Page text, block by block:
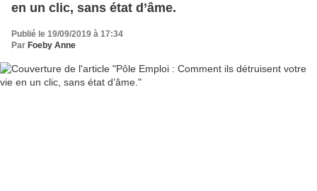
en un clic, sans état d’âme.
Publié le 19/09/2019 à 17:34
Par Foeby Anne